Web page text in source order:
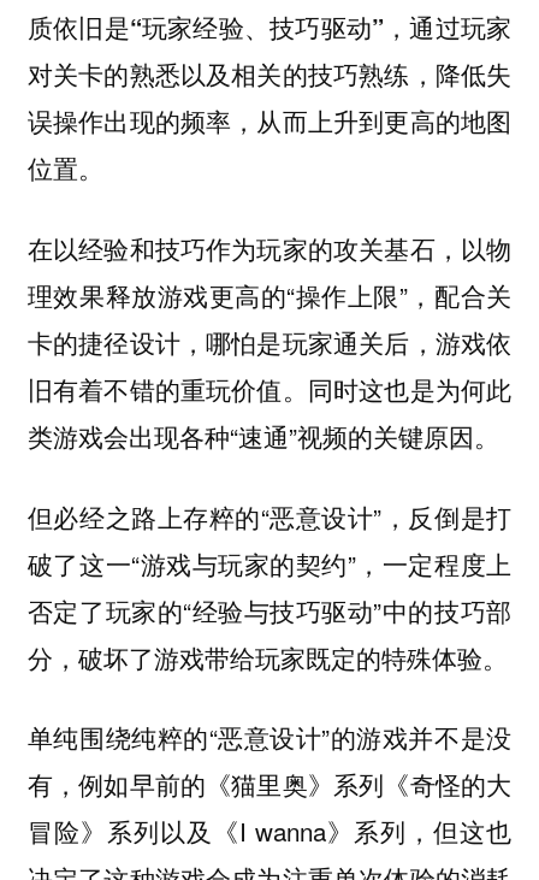
质依旧是“玩家经验、技巧驱动”，通过玩家
对关卡的熟悉以及相关的技巧熟练，降低失
误操作出现的频率，从而上升到更高的地图
位置。
在以经验和技巧作为玩家的攻关基石，以物
理效果释放游戏更高的“操作上限”，配合关
卡的捷径设计，哪怕是玩家通关后，游戏依
旧有着不错的重玩价值。同时这也是为何此
类游戏会出现各种“速通”视频的关键原因。
但必经之路上存粹的“恶意设计”，反倒是打
破了这一“游戏与玩家的契约”，一定程度上
否定了玩家的“经验与技巧驱动”中的技巧部
分，破坏了游戏带给玩家既定的特殊体验。
单纯围绕纯粹的“恶意设计”的游戏并不是没
有，例如早前的《猫里奥》系列《奇怪的大
冒险》系列以及《I wanna》系列，但这也